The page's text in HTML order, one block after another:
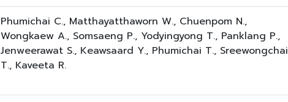
Phumichai C., Matthayatthaworn W., Chuenpom N.,
Wongkaew A., Somsaeng P., Yodyingyong T., Panklang P.,
Jenweerawat S., Keawsaard Y., Phumichai T., Sreewongchai
T., Kaveeta R.